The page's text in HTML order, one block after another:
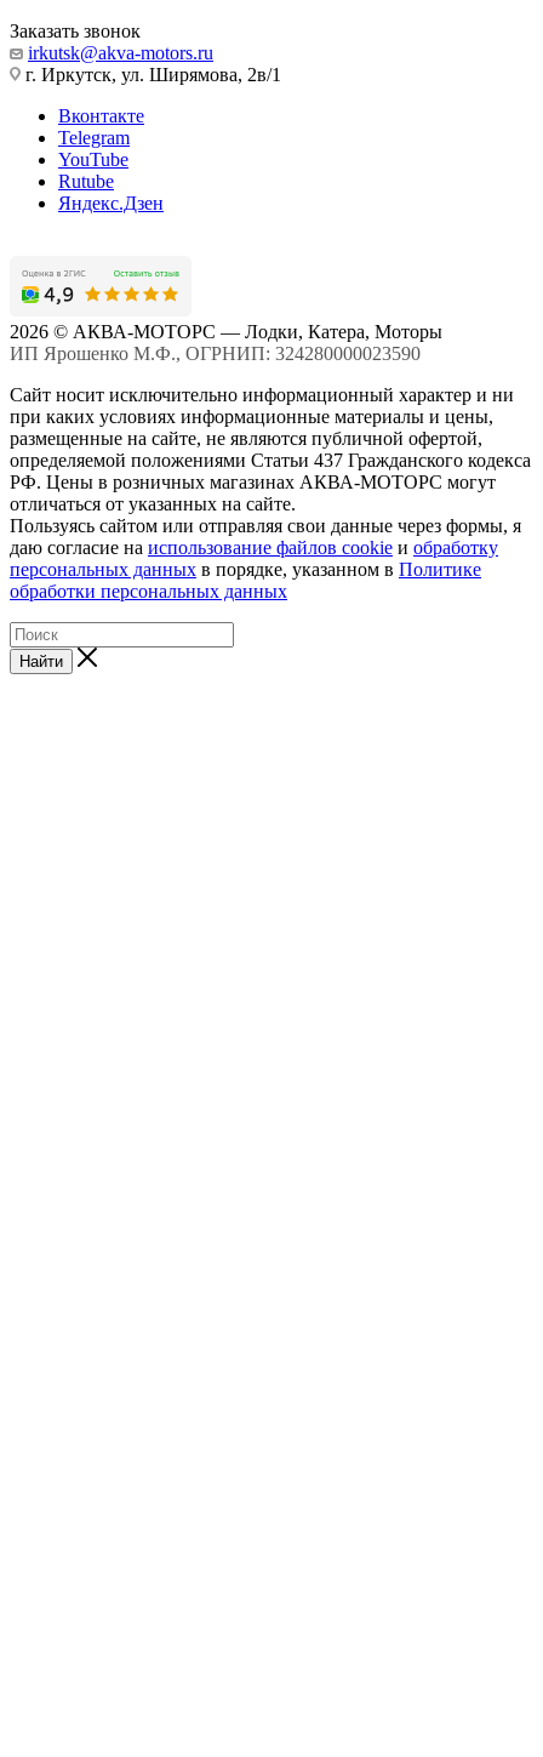
Заказать звонок
irkutsk@akva-motors.ru
г. Иркутск, ул. Ширямова, 2в/1
Вконтакте
Telegram
YouTube
Rutube
Яндекс.Дзен
2026 © АКВА-МОТОРС — Лодки, Катера, Моторы
ИП Ярошенко М.Ф., ОГРНИП: 324280000023590
Сайт носит исключительно информационный характер и ни
при каких условиях информационные материалы и цены,
размещенные на сайте, не являются публичной офертой,
определяемой положениями Статьи 437 Гражданского кодекса
РФ. Цены в розничных магазинах АКВА-МОТОРС могут
отличаться от указанных на сайте.
Пользуясь сайтом или отправляя свои данные через формы, я
даю согласие на использование файлов cookie и обработку
персональных данных в порядке, указанном в Политике
обработки персональных данных
Найти